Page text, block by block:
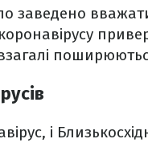
заведено
взагалі
і